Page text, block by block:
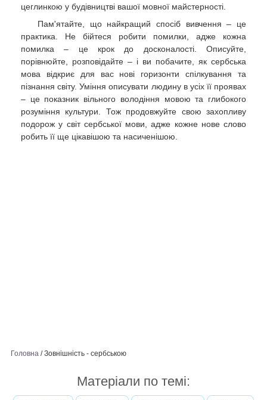
цеглинкою у будівництві вашої мовної майстерності.
Пам'ятайте, що найкращий спосіб вивчення – це
практика. Не бійтеся робити помилки, адже кожна
помилка – це крок до досконалості. Описуйте,
порівнюйте, розповідайте – і ви побачите, як сербська
мова відкриє для вас нові горизонти спілкування та
пізнання світу. Уміння описувати людину в усіх її проявах
– це показник вільного володіння мовою та глибокого
розуміння культури. Тож продовжуйте свою захопливу
подорож у світ сербської мови, адже кожне нове слово
робить її ще цікавішою та насиченішою.
Головна / Зовнішність - сербською
Матеріали по темі: